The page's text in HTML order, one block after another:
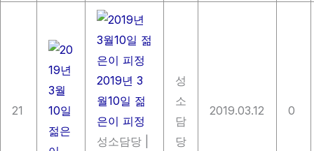
21
2019년 3
월10일 젊
은이 피정
성소담당
성
소
담
당
2019.03.12 0